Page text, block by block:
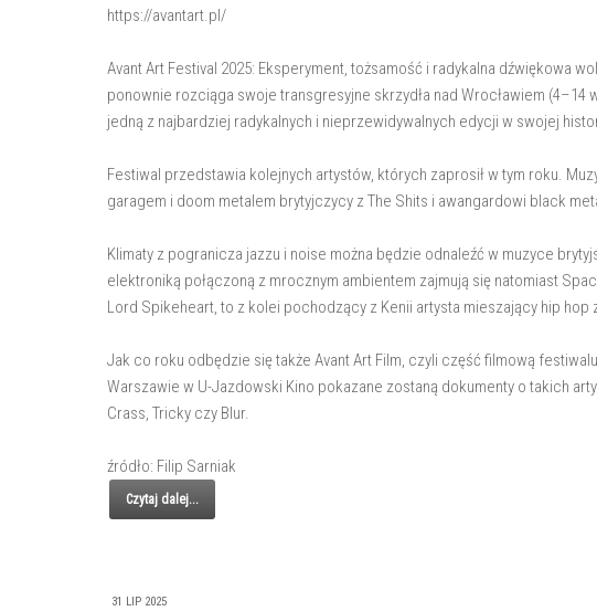
https://avantart.pl/
Avant Art Festival 2025: Eksperyment, tożsamość i radykalna dźwiękowa
ponownie rozciąga swoje transgresyjne skrzydła nad Wrocławiem
jedną z najbardziej radykalnych i nieprzewidywalnych edycji w swojej
Festiwal przedstawia kolejnych artystów, których zaprosił w tym roku.
garagem i doom metalem brytyjczycy z The Shits i awangardowi black
Klimaty z pogranicza jazzu i noise można będzie odnaleźć w muzyce
elektroniką połączoną z mrocznym ambientem zajmują się natomiast
Lord Spikeheart, to z kolei pochodzący z Kenii artysta mieszający hip
Jak co roku odbędzie się także Avant Art Film, czyli część filmową
Warszawie w U-Jazdowski Kino pokazane zostaną dokumenty o takich
Crass, Tricky czy Blur.
źródło: Filip Sarniak
Czytaj dalej...
31 LIP 2025